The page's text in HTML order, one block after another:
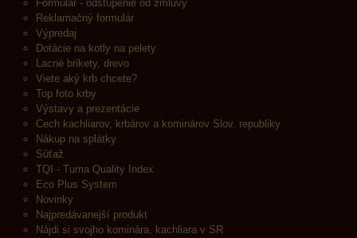
Formulár - odstúpenie od zmluvy
Reklamačný formulár
Výpredaj
Dotácie na kotly na pelety
Lacné brikety, drevo
Viete aký krb chcete?
Top foto krby
Výstavy a prezentácie
Cech kachliarov, krbárov a kominárov Slov. republiky
Nákup na splátky
Súťaž
TQI - Tuma Quality Index
Eco Plus System
Novinky
Najpredávanejší produkt
Nájdi si svojho kominára, kachliara v SR